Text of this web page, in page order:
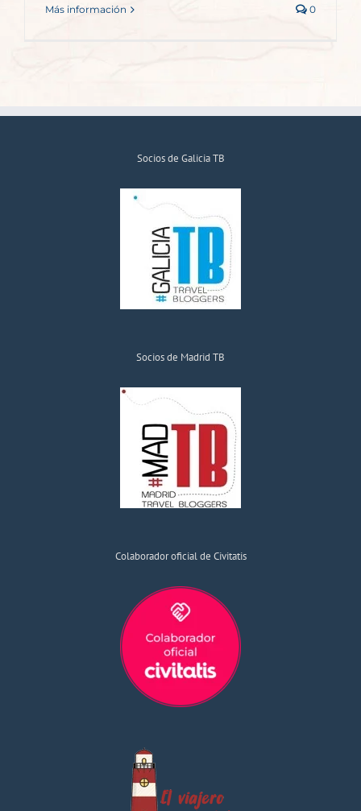
Más información 0
Socios de Galicia TB
Socios de Madrid TB
Colaborador oficial de Civitatis